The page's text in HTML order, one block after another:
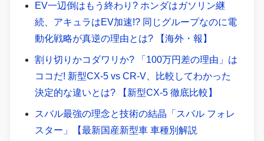
EV一辺倒はもう終わり? ホンダはガソリン継
続、アキュラはEV加速!? 同じグループなのに電
動化戦略が真逆の理由とは? 【海外・報】
割り切りかコダワリか? 「100万円差の理由」は
ココだ! 新型CX-5 vs CR-V、比較してわかった
決定的な違いとは? 【新型CX-5 徹底比較】
スバル最強の理念と技術の結晶「スバル フォレ
スター」【最新国産新型車 車種別解説